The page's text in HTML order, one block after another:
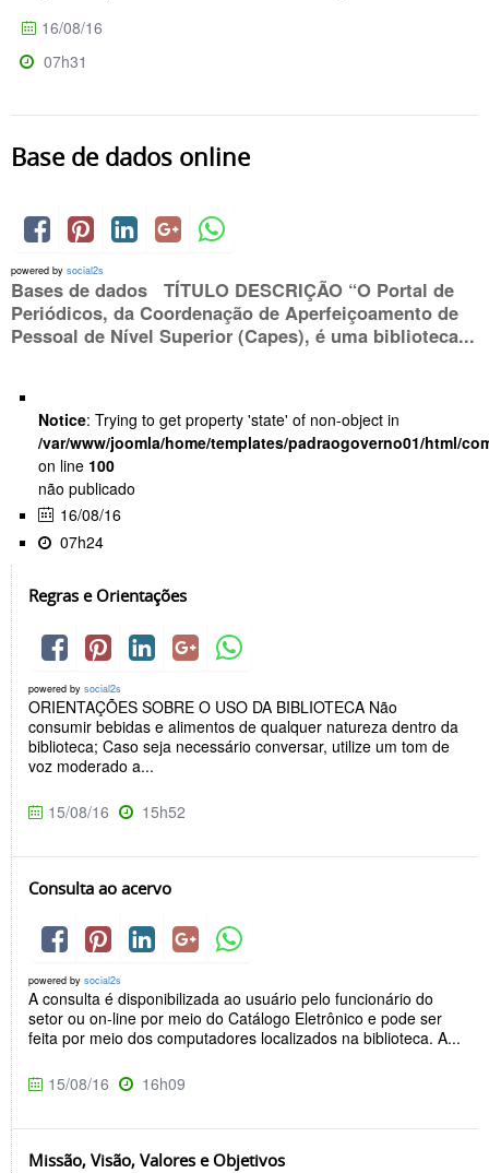
16/08/16
07h31
Base de dados online
powered by social2s
Bases de dados TÍTULO DESCRIÇÃO “O Portal de
Periódicos, da Coordenação de Aperfeiçoamento de
Pessoal de Nível Superior (Capes), é uma biblioteca...
Notice: Trying to get property 'state' of non-object in
/var/www/joomla/home/templates/padraogoverno01/html/
on line 100
não publicado
16/08/16
07h24
Regras e Orientações
powered by social2s
ORIENTAÇÕES SOBRE O USO DA BIBLIOTECA Não
consumir bebidas e alimentos de qualquer natureza dentro da
biblioteca; Caso seja necessário conversar, utilize um tom de
voz moderado a...
15/08/16 15h52
Consulta ao acervo
powered by social2s
A consulta é disponibilizada ao usuário pelo funcionário do
setor ou on-line por meio do Catálogo Eletrônico e pode ser
feita por meio dos computadores localizados na biblioteca. A...
15/08/16 16h09
Missão, Visão, Valores e Objetivos